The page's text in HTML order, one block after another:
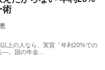
術
上の人なら、実質「年利20%での
―。国の年金…